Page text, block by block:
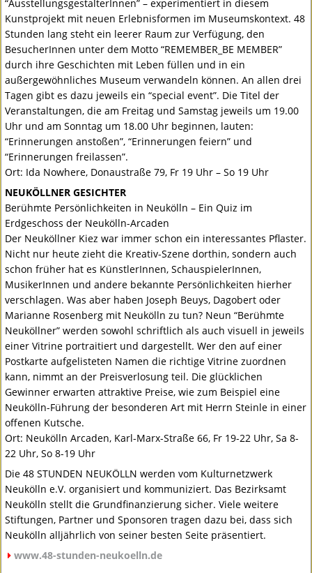
“AusstellungsgestalterInnen” – experimentiert in diesem
Kunstprojekt mit neuen Erlebnisformen im Museumskontext. 48
Stunden lang steht ein leerer Raum zur Verfügung, den
BesucherInnen unter dem Motto “REMEMBER _BE MEMBER”
durch ihre Geschichten mit Leben füllen und in ein
außergewöhnliches Museum verwandeln können. An allen drei
Tagen gibt es dazu jeweils ein “special event”. Die Titel der
Veranstaltungen, die am Freitag und Samstag jeweils um 19.00
Uhr und am Sonntag um 18.00 Uhr beginnen, lauten:
“Erinnerungen anstoßen”, “Erinnerungen feiern” und
“Erinnerungen freilassen”.
Ort: Ida Nowhere, Donaustraße 79, Fr 19 Uhr – So 19 Uhr
NEUKÖLLNER GESICHTER
Berühmte Persönlichkeiten in Neukölln – Ein Quiz im
Erdgeschoss der Neukölln-Arcaden
Der Neuköllner Kiez war immer schon ein interessantes Pflaster.
Nicht nur heute zieht die Kreativ-Szene dorthin, sondern auch
schon früher hat es KünstlerInnen, SchauspielerInnen,
MusikerInnen und andere bekannte Persönlichkeiten hierher
verschlagen. Was aber haben Joseph Beuys, Dagobert oder
Marianne Rosenberg mit Neukölln zu tun? Neun “Berühmte
Neuköllner” werden sowohl schriftlich als auch visuell in jeweils
einer Vitrine portraitiert und dargestellt. Wer den auf einer
Postkarte aufgelisteten Namen die richtige Vitrine zuordnen
kann, nimmt an der Preisverlosung teil. Die glücklichen
Gewinner erwarten attraktive Preise, wie zum Beispiel eine
Neukölln-Führung der besonderen Art mit Herrn Steinle in einer
offenen Kutsche.
Ort: Neukölln Arcaden, Karl-Marx-Straße 66, Fr 19-22 Uhr, Sa 8-
22 Uhr, So 8-19 Uhr
Die 48STUNDEN NEUKÖLLN werden vom Kulturnetzwerk
Neukölln e.V. organisiert und kommuniziert. Das Bezirksamt
Neukölln stellt die Grundfinanzierung sicher. Viele weitere
Stiftungen, Partner und Sponsoren tragen dazu bei, dass sich
Neukölln alljährlich von seiner besten Seite präsentiert.
www.48-stunden-neukoelln.de